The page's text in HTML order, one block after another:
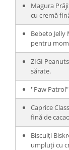
Magura
cu cremă
Bebeto
pentru
ZIGI
sărate.
''Paw
Caprice
fină de
Biscuiți
umpluți cu